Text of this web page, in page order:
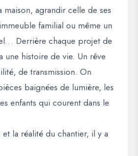
maison, agrandir celle de ses
familial ou même un
Derrière chaque projet de
une histoire de vie. Un rêve
de transmission. On
baignées de lumière, les
enfants qui courent dans le
la réalité du chantier, il y a